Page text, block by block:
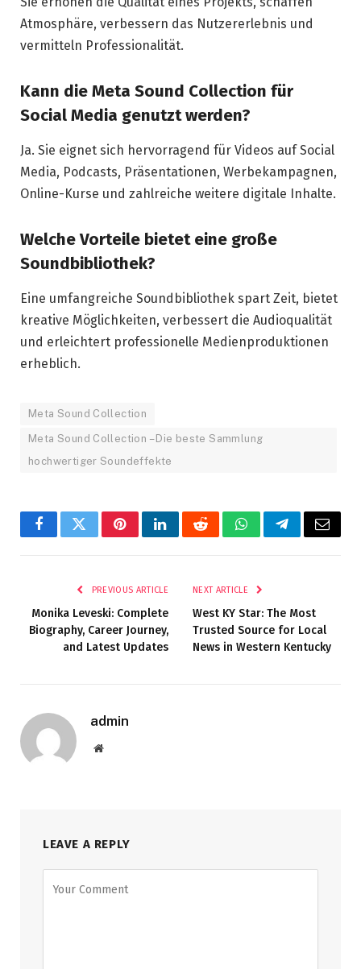
Atmosphäre, verbessern das Nutzererlebnis und
vermitteln Professionalität.
Kann die Meta Sound Collection für
Social Media genutzt werden?
Ja. Sie eignet sich hervorragend für Videos auf Social
Media, Podcasts, Präsentationen, Werbekampagnen,
Online-Kurse und zahlreiche weitere digitale Inhalte.
Welche Vorteile bietet eine große
Soundbibliothek?
Eine umfangreiche Soundbibliothek spart Zeit, bietet
kreative Möglichkeiten, verbessert die Audioqualität
und erleichtert professionelle Medienproduktionen
erheblich.
Meta Sound Collection
Meta Sound Collection – Die beste Sammlung
hochwertiger Soundeffekte
FacebookTwitterPinterestLinkedInRedditWhatsAppTelegramEmail
PREVIOUS ARTICLE
Monika Leveski: Complete
Biography, Career Journey,
and Latest Updates
NEXT ARTICLE
West KY Star: The Most
Trusted Source for Local
News in Western Kentucky
admin
Website
LEAVE A REPLY